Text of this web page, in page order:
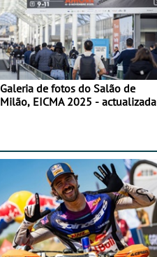
Galeria de fotos do Salão de
Milão, EICMA 2025 - actualizada